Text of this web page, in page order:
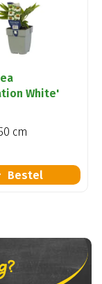
White'
cm
Bestel